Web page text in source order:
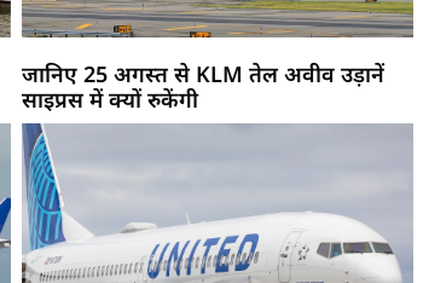
जानिए 25 अगस्त से KLM तेल अवीव उड़ानें
साइप्रस में क्यों रुकेंगी